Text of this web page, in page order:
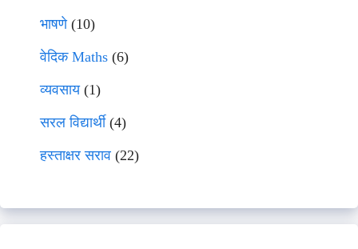
भाषणे(10)
वेदिक Maths (6)
व्यवसाय(1)
सरल विद्यार्थी(4)
हस्ताक्षर सराव (22)